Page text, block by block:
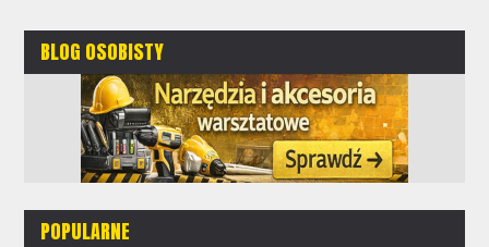
BLOG OSOBISTY
POPULARNE